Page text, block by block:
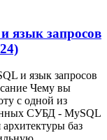
язык запросов
и язык запросов
Чему вы
с одной из
СУБД - MySQL
баз